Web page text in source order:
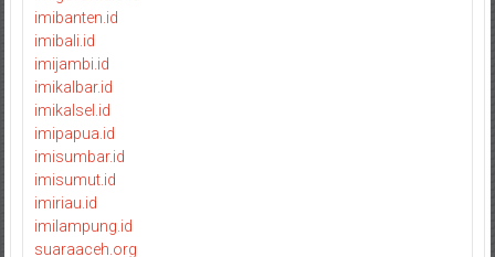
imibanten.id
imibali.id
imijambi.id
imikalbar.id
imikalsel.id
imipapua.id
imisumbar.id
imisumut.id
imiriau.id
imilampung.id
suaraaceh.org